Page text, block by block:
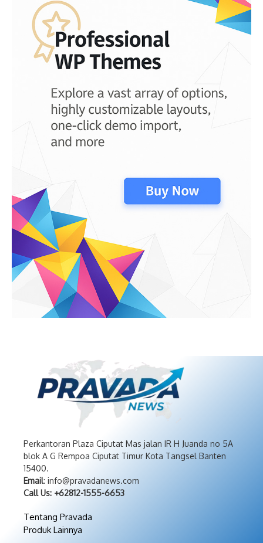
Perkantoran Plaza Ciputat Mas jalan IR H Juanda no 5A
blok A G Rempoa Ciputat Timur Kota Tangsel Banten
15400.
Email: info@pravadanews.com
Call Us: +62812-1555-6653
Tentang Pravada
Produk Lainnya